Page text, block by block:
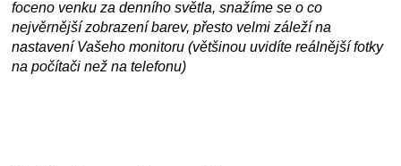
foceno venku za denního světla, snažíme se o co
nejvěrnější zobrazení barev, přesto velmi záleží na
nastavení Vašeho monitoru (většinou uvidíte reálnější fotky
na počítači než na telefonu)